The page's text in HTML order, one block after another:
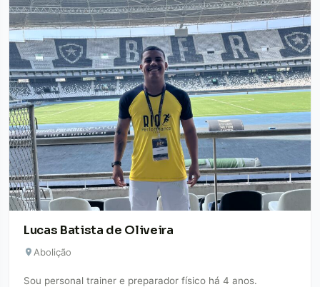
Lucas Batista de Oliveira
Abolição
Sou personal trainer e preparador físico há 4 anos.